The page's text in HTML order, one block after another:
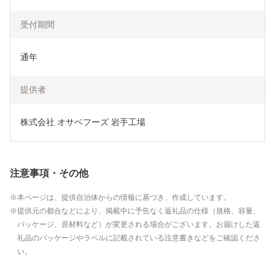
受付期間
通年
提供者
株式会社 オサベフーズ 岩手工場
注意事項・その他
本ページは、提供自治体からの情報に基づき、作成しています。
提供元の都合などにより、掲載中に予告なく返礼品の仕様（規格、容量、
パッケージ、原材料など）が変更される場合がございます。お届けした返
礼品のパッケージやラベルに記載されている注意書きなどをご確認くださ
い。